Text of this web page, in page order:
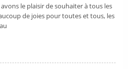
le plaisir de souhaiter à tous les
de joies pour toutes et tous, les